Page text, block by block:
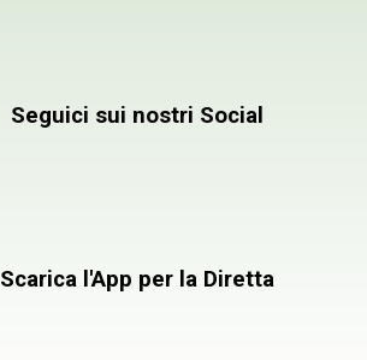
Seguici sui nostri Social
Scarica l'App per la Diretta